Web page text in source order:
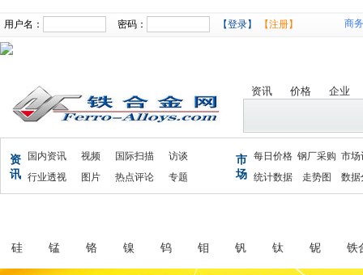
用户名： 密码： 【登录】 【注册】 商
资讯 价格 企业
资
讯
国内资讯 视频 国际扫描
访谈
行业透视
图片 热点评论 专题
市
场
每日价格 钢厂采购 市场
统计数据
走势图 数据
硅 锰 铬 镍 钨 钼 钒 钛 铌 铁